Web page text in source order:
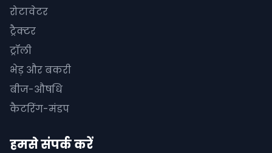
रोटावेटर
ट्रैक्टर
ट्रॉली
भेड़ और बकरी
बीज-औषधि
कैटरिंग-मंडप
हमसे संपर्क करें